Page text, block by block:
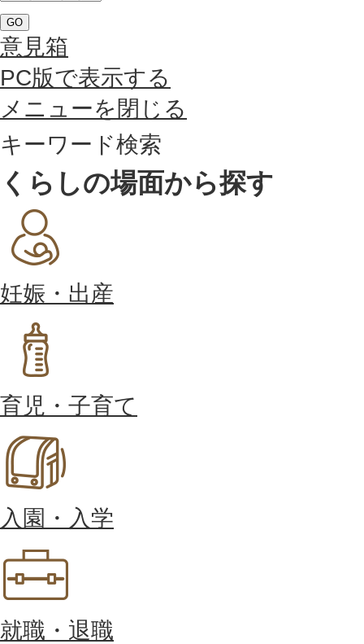
GO
意見箱
PC版で表示する
メニューを閉じる
キーワード検索
くらしの場面から探す
妊娠・出産
育児・子育て
入園・入学
就職・退職